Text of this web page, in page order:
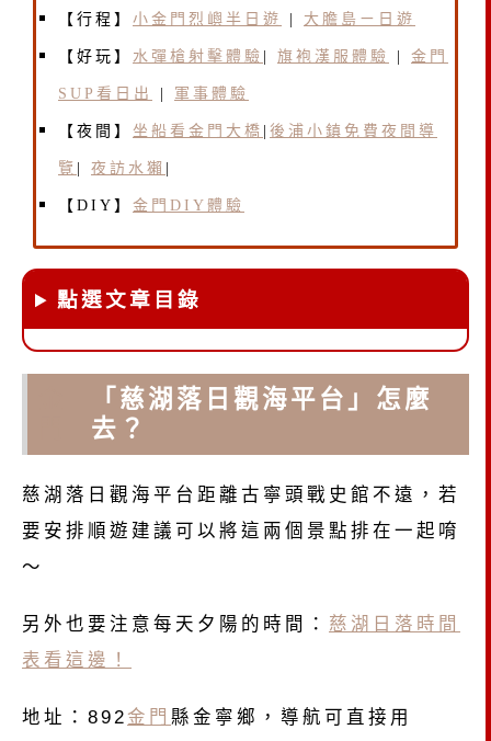
【行程】 小金門烈嶼半日遊 大膽島ㄧ日遊
【好玩】 水彈槍射擊體驗 旗袍漢服體驗 金門
SUP看日出 軍事體驗
【夜間】 坐船看金門大橋 後浦小鎮免費夜間導
覽 夜訪水獺
【DIY】 金門DIY體驗
點選文章目錄
「慈湖落日觀海平台」怎麼
去？
慈湖落日觀海平台距離古寧頭戰史館不遠，若
要安排順遊建議可以將這兩個景點排在一起唷
～
另外也要注意每天夕陽的時間： 慈湖日落時間
表看這邊！
地址：892 金門 縣金寧鄉，導航可直接用